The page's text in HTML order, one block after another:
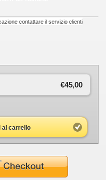
contattare il servizio clienti
€45,00
al carrello